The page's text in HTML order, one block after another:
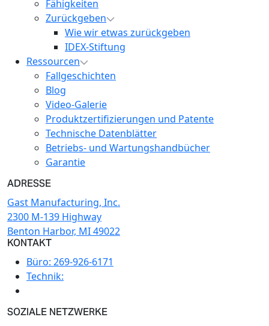
Fähigkeiten
Zurückgeben
Wie wir etwas zurückgeben
IDEX-Stiftung
Ressourcen
Fallgeschichten
Blog
Video-Galerie
Produktzertifizierungen und Patente
Technische Datenblätter
Betriebs- und Wartungshandbücher
Garantie
ADRESSE
Gast Manufacturing, Inc.
2300 M-139 Highway
Benton Harbor, MI 49022
KONTAKT
Büro: 269-926-6171
Technik:
SOZIALE NETZWERKE